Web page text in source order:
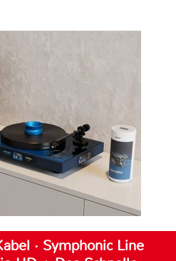
· Symphonic Line